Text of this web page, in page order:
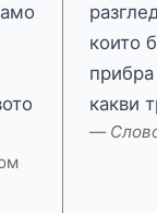
които
какви